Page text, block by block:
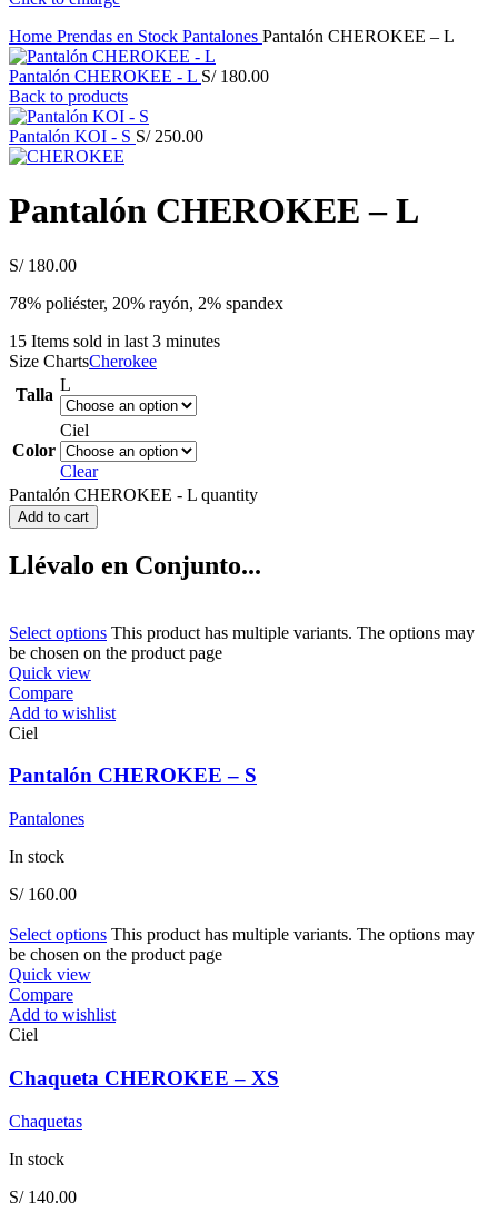
Home Prendas en Stock Pantalones Pantalón CHEROKEE – L
Pantalón CHEROKEE - L S/180.00
Back to products
Pantalón KOI - S S/250.00
Pantalón CHEROKEE – L
S/180.00
78% poliéster, 20% rayón, 2% spandex
15 Items sold in last 3 minutes
Size ChartsCherokee
Talla
L
Color
Ciel
Clear
Pantalón CHEROKEE - L quantity
Add to cart
Llévalo en Conjunto...
Select options This product has multiple variants. The options may
be chosen on the product page
Quick view
Compare
Add to wishlist
Ciel
Pantalón CHEROKEE – S
Pantalones
In stock
S/160.00
Select options This product has multiple variants. The options may
be chosen on the product page
Quick view
Compare
Add to wishlist
Ciel
Chaqueta CHEROKEE – XS
Chaquetas
In stock
S/140.00